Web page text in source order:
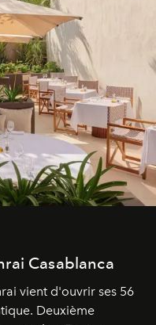
Casablanca
vient d'ouvrir ses 56
Deuxième